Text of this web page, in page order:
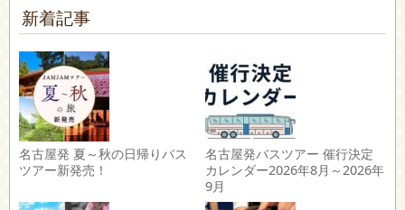
新着記事
名古屋発 夏～秋の日帰りバス
ツアー新発売！
名古屋発バスツアー 催行決定
カレンダー2026年8月～2026年
9月